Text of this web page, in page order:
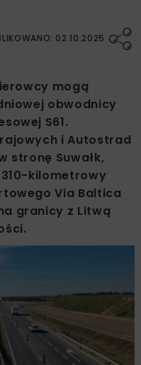
02.10.2025
mogą
obwodnicy
S61.
i Autostrad
stronę Suwałk,
kilometrowy
Via Baltica
granicy z Litwą